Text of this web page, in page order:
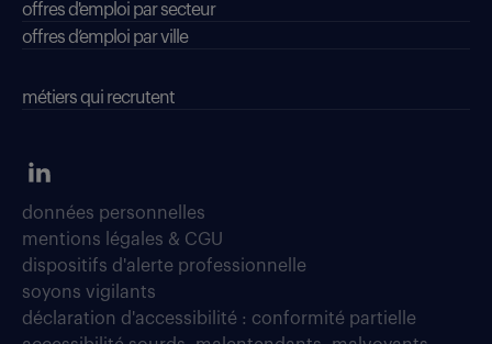
offres d'emploi par secteur
offres d’emploi par ville
métiers qui recrutent
données personnelles
mentions légales & CGU
dispositifs d'alerte professionnelle
soyons vigilants
déclaration d'accessibilité : conformité partielle